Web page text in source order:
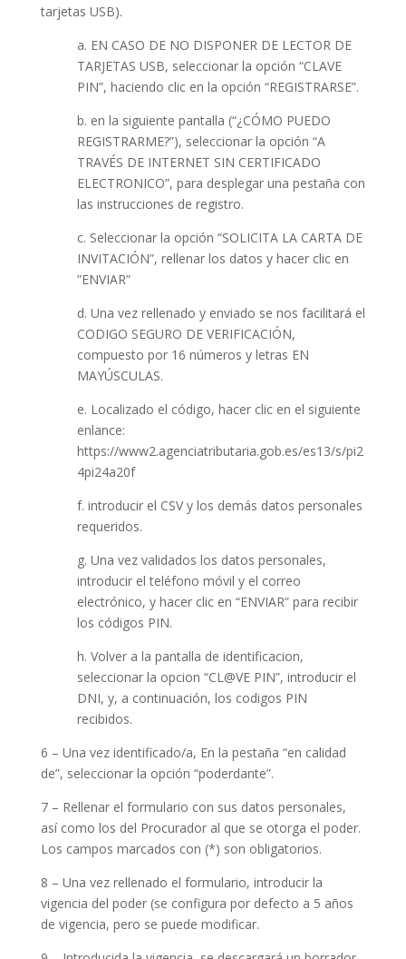
tarjetas USB).
a. EN CASO DE NO DISPONER DE LECTOR DE
TARJETAS USB, seleccionar la opción “CLAVE
PIN”, haciendo clic en la opción “REGISTRARSE”.
b. en la siguiente pantalla (“¿CÓMO PUEDO
REGISTRARME?”), seleccionar la opción “A
TRAVÉS DE INTERNET SIN CERTIFICADO
ELECTRONICO”, para desplegar una pestaña con
las instrucciones de registro.
c. Seleccionar la opción “SOLICITA LA CARTA DE
INVITACIÓN”, rellenar los datos y hacer clic en
”ENVIAR”
d. Una vez rellenado y enviado se nos facilitará el
CODIGO SEGURO DE VERIFICACIÓN,
compuesto por 16 números y letras EN
MAYÚSCULAS.
e. Localizado el código, hacer clic en el siguiente
enlance:
https://www2.agenciatributaria.gob.es/es13/s/pi2
4pi24a20f
f. introducir el CSV y los demás datos personales
requeridos.
g. Una vez validados los datos personales,
introducir el teléfono móvil y el correo
electrónico, y hacer clic en “ENVIAR” para recibir
los códigos PIN.
h. Volver a la pantalla de identificacion,
seleccionar la opcion “CL@VE PIN”, introducir el
DNI, y, a continuación, los codigos PIN
recibidos.
6 – Una vez identificado/a, En la pestaña “en calidad
de”, seleccionar la opción “poderdante”.
7 – Rellenar el formulario con sus datos personales,
así como los del Procurador al que se otorga el poder.
Los campos marcados con (*) son obligatorios.
8 – Una vez rellenado el formulario, introducir la
vigencia del poder (se configura por defecto a 5 años
de vigencia, pero se puede modificar.